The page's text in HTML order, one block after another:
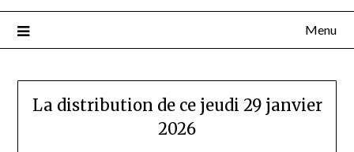
Menu
La distribution de ce jeudi 29 janvier
2026